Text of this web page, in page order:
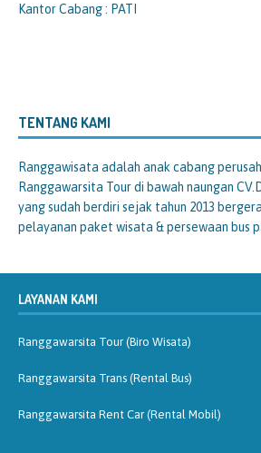
Kantor Cabang : PATI
TENTANG KAMI
Ranggawisata adalah anak cabang
Ranggawarsita Tour di bawah naungan
yang sudah berdiri sejak tahun 2013
pelayanan paket wisata & persewaan bus
LAYANAN KAMI
Ranggawarsita Tour (Biro Wisata)
Ranggawarsita Trans (Rental Bus)
Ranggawarsita Rent Car (Rental Mobil)